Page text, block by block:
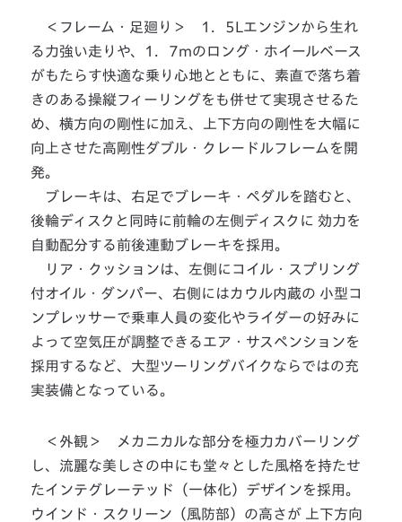
＜フレーム・足廻り＞ 1．5Lエンジンから生れ
る力強い走りや、1．7mのロング・ホイールベース
がもたらす快適な乗り心地とともに、素直で落ち着
きのある操縦フィーリングをも併せて実現させるた
め、横方向の剛性に加え、上下方向の剛性を大幅に
向上させた高剛性ダブル・クレードルフレームを開
発。
ブレーキは、右足でブレーキ・ペダルを踏むと、
後輪ディスクと同時に前輪の左側ディスクに 効力を
自動配分する前後連動ブレーキを採用。
リア・クッションは、左側にコイル・スプリング
付オイル・ダンパー、右側にはカウル内蔵の 小型コ
ンプレッサーで乗車人員の変化やライダーの好みに
よって空気圧が調整できるエア・サスペンションを
採用するなど、大型ツーリングバイクならではの充
実装備となっている。
＜外観＞ メカニカルな部分を極力カバーリング
し、流麗な美しさの中にも堂々とした風格を持たせ
たインテグレーテッド（一体化）デザインを採用。
ウインド・スクリーン（風防部）の高さが 上下方向